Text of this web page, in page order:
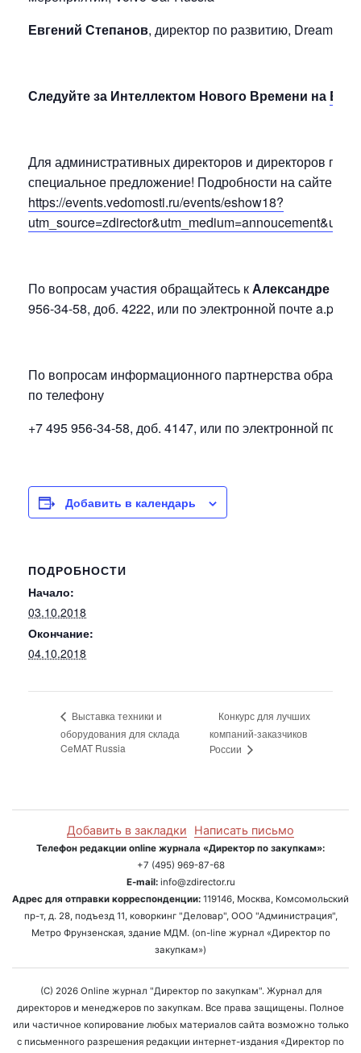
Евгений Степанов, директор по развитию, Dreamlaser
Следуйте за Интеллектом Нового Времени на
Для административных директоров и директоров по
специальное предложение! Подробности на сайте:
https://events.vedomosti.ru/events/eshow18?
По вопросам участия обращайтесь кАлександре
956-34-58, доб. 4222, или по электронной почте
По вопросам информационного партнерства
по телефону
+7 495 956-34-58, доб. 4147, или по электронной почте
Добавить в календарь
ПОДРОБНОСТИ
Начало:
03.10.2018
Окончание:
04.10.2018
Выставка техники и
оборудования для склада
CeMAT Russia
Конкурс для лучших
компаний-заказчиков
России
Добавить в закладки Написать письмо
Телефон редакции online журнала «Директор по закупкам»:
+7 (495) 969-87-68
E-mail:info@zdirector.ru
Адрес для отправки корреспонденции: 119146, Москва, Комсомольский
пр-т, д. 28, подъезд 11, коворкинг "Деловар", ООО "Администрация",
Метро Фрунзенская, здание МДМ. (on-line журнал «Директор по
закупкам»)
(C) 2026 Online журнал "Директор по закупкам". Журнал для
директоров и менеджеров по закупкам. Все права защищены. Полное
или частичное копирование любых материалов сайта возможно только
с письменного разрешения редакции интернет-издания «Директор по